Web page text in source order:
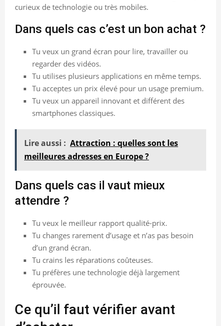
curieux de technologie ou très mobiles.
Dans quels cas c’est un bon achat ?
Tu veux un grand écran pour lire, travailler ou
regarder des vidéos.
Tu utilises plusieurs applications en même temps.
Tu acceptes un prix élevé pour un usage premium.
Tu veux un appareil innovant et différent des
smartphones classiques.
Lire aussi : Attraction : quelles sont les
meilleures adresses en Europe ?
Dans quels cas il vaut mieux
attendre ?
Tu veux le meilleur rapport qualité-prix.
Tu changes rarement d’usage et n’as pas besoin
d’un grand écran.
Tu crains les réparations coûteuses.
Tu préfères une technologie déjà largement
éprouvée.
Ce qu’il faut vérifier avant